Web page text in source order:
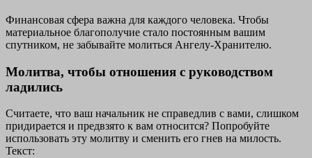
Финансовая сфера важна для каждого человека. Чтобы
материальное благополучие стало постоянным вашим
спутником, не забывайте молиться Ангелу-Хранителю.
Молитва, чтобы отношения с руководством
ладились
Считаете, что ваш начальник не справедлив с вами, слишком
придирается и предвзято к вам относится? Попробуйте
использовать эту молитву и сменить его гнев на милость.
Текст: